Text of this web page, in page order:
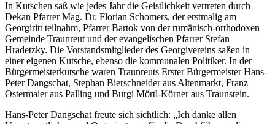
In Kutschen saß wie jedes Jahr die Geistlichkeit vertreten durch
Dekan Pfarrer Mag. Dr. Florian Schomers, der erstmalig am
Georgiritt teilnahm, Pfarrer Bartok von der rumänisch-orthodoxen
Gemeinde Traunreut und der evangelischen Pfarrer Stefan
Hradetzky. Die Vorstandsmitglieder des Georgivereins saßen in
einer eigenen Kutsche, ebenso die kommunalen Politiker. In der
Bürgermeisterkutsche waren Traunreuts Erster Bürgermeister Hans-
Peter Dangschat, Stephan Bierschneider aus Altenmarkt, Franz
Ostermaier aus Palling und Burgi Mörtl-Körner aus Traunstein.
Hans-Peter Dangschat freute sich sichtlich: „Ich danke allen